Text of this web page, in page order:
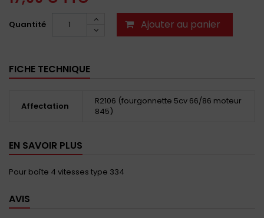
Quantité Ajouter au panier
FICHE TECHNIQUE
Affectation
R2106 (fourgonnette 5cv 66/86 moteur
845)
EN SAVOIR PLUS
Pour boîte 4 vitesses type 334
AVIS